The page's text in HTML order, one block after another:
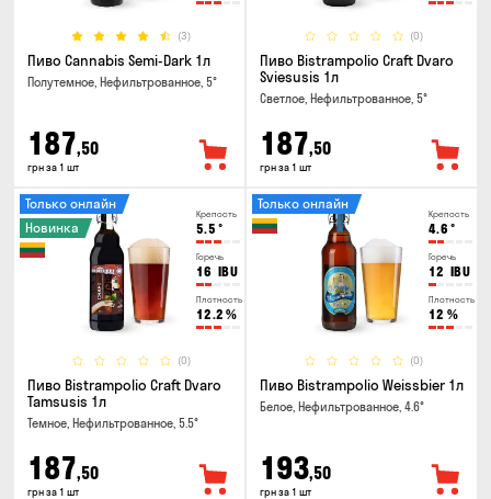
(3)
Пиво Cannabis Semi-Dark 1л
Полутемное, Нефильтрованное, 5°
187,50
грн за 1 шт
(0)
Пиво Bistrampolio Craft Dvaro
Sviesusis 1л
Светлое, Нефильтрованное, 5°
187,50
грн за 1 шт
Крепость
5.5 °
Горечь
16 IBU
Плотность
12.2 %
(0)
Только онлайн
Новинка
Пиво Bistrampolio Craft Dvaro
Tamsusis 1л
Темное, Нефильтрованное, 5.5°
187,50
грн за 1 шт
Крепость
4.6 °
Горечь
12 IBU
Плотность
12 %
(0)
Только онлайн
Пиво Bistrampolio Weissbier 1л
Белое, Нефильтрованное, 4.6°
193,50
грн за 1 шт